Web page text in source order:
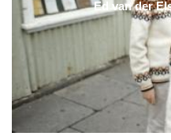
Ed van der